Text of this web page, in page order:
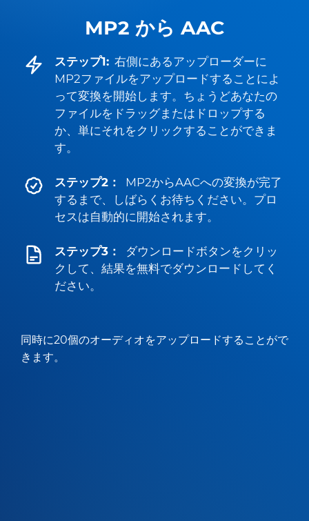
MP2 から AAC
ステップ1: 右側にあるアップローダーに
MP2ファイルをアップロードすることによ
って変換を開始します。ちょうどあなたの
ファイルをドラッグまたはドロップする
か、単にそれをクリックすることができま
す。
ステップ2：
MP2からAACへの変換が完了
するまで、しばらくお待ちください。プロ
セスは自動的に開始されます。
ステップ3：
ダウンロードボタンをクリッ
クして、結果を無料でダウンロードしてく
ださい。
同時に20個のオーディオをアップロードすることがで
きます。